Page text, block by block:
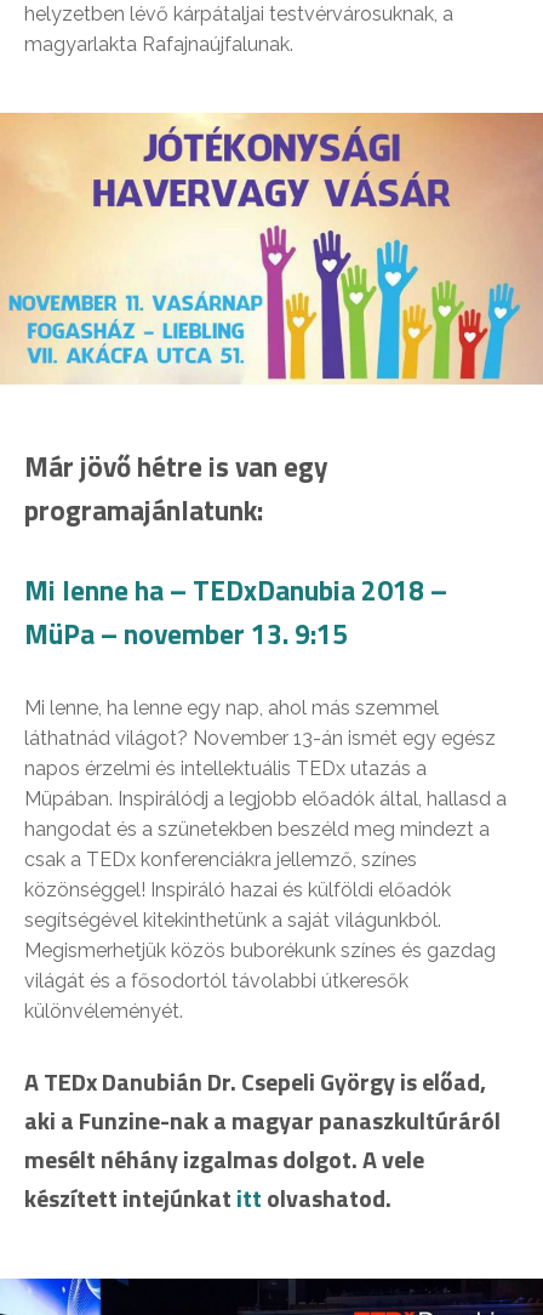
helyzetben lévő kárpátaljai testvérvárosuknak, a
magyarlakta Rafajnaújfalunak.
Már jövő hétre is van egy
programajánlatunk:
Mi lenne ha – TEDxDanubia 2018 –
MüPa – november 13. 9:15
Mi lenne, ha lenne egy nap, ahol más szemmel
láthatnád világot? November 13-án ismét egy egész
napos érzelmi és intellektuális TEDx utazás a
Müpában. Inspirálódj a legjobb előadók által, hallasd a
hangodat és a szünetekben beszéld meg mindezt a
csak a TEDx konferenciákra jellemző, színes
közönséggel! Inspiráló hazai és külföldi előadók
segítségével kitekinthetünk a saját világunkból.
Megismerhetjük közös buborékunk színes és gazdag
világát és a fősodortól távolabbi útkeresők
különvéleményét.
A TEDx Danubián Dr. Csepeli György is előad,
aki a Funzine-nak a magyar panaszkultúráról
mesélt néhány izgalmas dolgot. A vele
készített intejúnkatittolvashatod.